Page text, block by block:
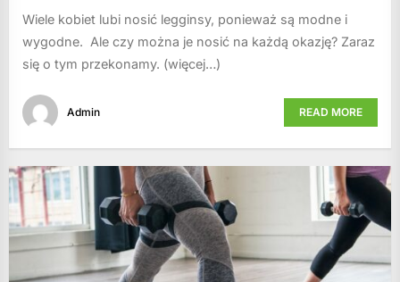
Wiele kobiet lubi nosić legginsy, ponieważ są modne i
wygodne. Ale czy można je nosić na każdą okazję? Zaraz
się o tym przekonamy. (więcej…)
Admin READ MORE